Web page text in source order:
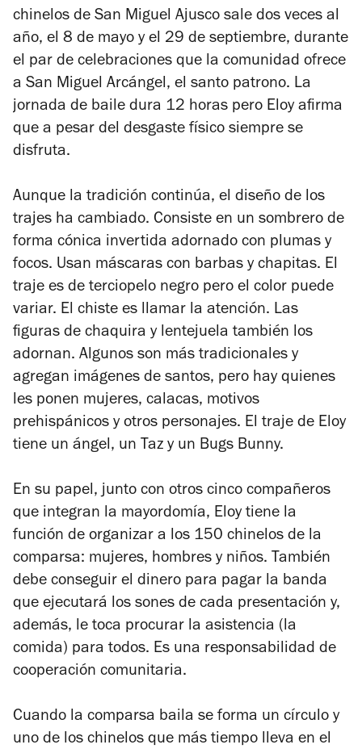
chinelos de San Miguel Ajusco sale dos veces al
año, el 8 de mayo y el 29 de septiembre, durante
el par de celebraciones que la comunidad ofrece
a San Miguel Arcángel, el santo patrono. La
jornada de baile dura 12 horas pero Eloy afirma
que a pesar del desgaste físico siempre se
disfruta.
Aunque la tradición continúa, el diseño de los
trajes ha cambiado. Consiste en un sombrero de
forma cónica invertida adornado con plumas y
focos. Usan máscaras con barbas y chapitas. El
traje es de terciopelo negro pero el color puede
variar. El chiste es llamar la atención. Las
figuras de chaquira y lentejuela también los
adornan. Algunos son más tradicionales y
agregan imágenes de santos, pero hay quienes
les ponen mujeres, calacas, motivos
prehispánicos y otros personajes. El traje de Eloy
tiene un ángel, un Taz y un Bugs Bunny.
En su papel, junto con otros cinco compañeros
que integran la mayordomía, Eloy tiene la
función de organizar a los 150 chinelos de la
comparsa: mujeres, hombres y niños. También
debe conseguir el dinero para pagar la banda
que ejecutará los sones de cada presentación y,
además, le toca procurar la asistencia (la
comida) para todos. Es una responsabilidad de
cooperación comunitaria.
Cuando la comparsa baila se forma un círculo y
uno de los chinelos que más tiempo lleva en el